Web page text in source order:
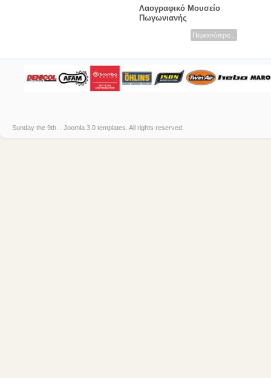
Λαογραφικό Μουσείο
Πωγωνιανής
Περισσότερα...
Sunday the 9th. . Joomla 3.0 templates . All rights reserved.